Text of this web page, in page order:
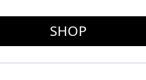
SHOP